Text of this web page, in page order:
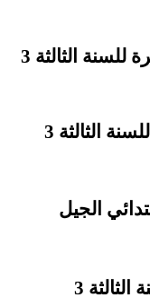
التقويمات الشهرية المستمرة للسنة الثالثة 3
دليل استخدام الكتب المدرسية للسنة الثالثة 3
السنوي السنة الثالثة 3 ابتدائي الجيل
جميع نصوص فهم المنطوق السنة الثالثة 3